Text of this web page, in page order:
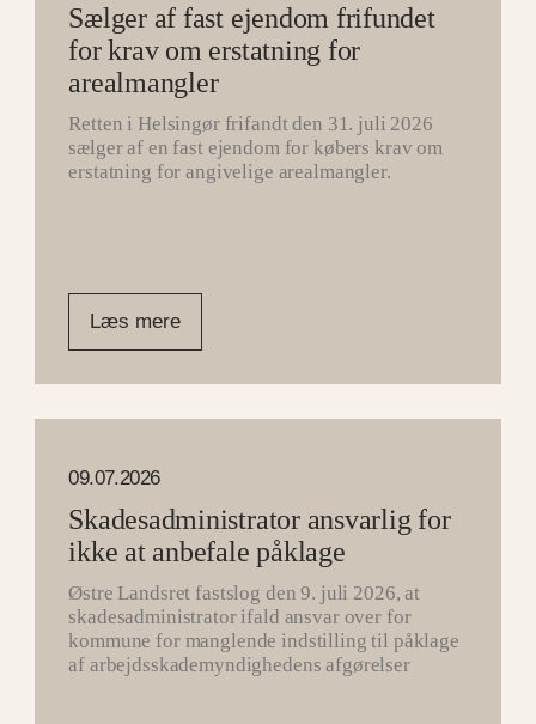
Sælger af fast ejendom frifundet
for krav om erstatning for
arealmangler
Retten i Helsingør frifandt den 31. juli 2026
sælger af en fast ejendom for købers krav om
erstatning for angivelige arealmangler.
Læs mere
09.07.2026
Skadesadministrator ansvarlig for
ikke at anbefale påklage
Østre Landsret fastslog den 9. juli 2026, at
skadesadministrator ifald ansvar over for
kommune for manglende indstilling til påklage
af arbejdsskademyndighedens afgørelser